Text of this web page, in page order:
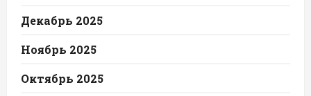
Декабрь 2025
Ноябрь 2025
Октябрь 2025